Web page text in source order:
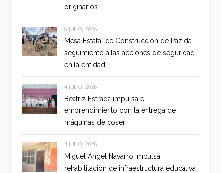
originarios
6 JULIO, 2026
Mesa Estatal de Construcción de Paz da
seguimiento a las acciones de seguridad
en la entidad
4 JULIO, 2026
Beatriz Estrada impulsa el
emprendimiento con la entrega de
máquinas de coser
4 JULIO, 2026
Miguel Ángel Navarro impulsa
rehabilitación de infraestructura educativa